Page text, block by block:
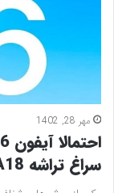
مهر 28, 1402
سراغ تراشه A18 می روند